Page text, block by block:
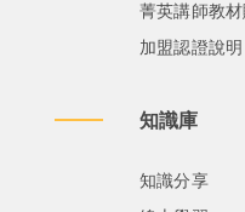
菁英講師教材
加盟認證說明
知識庫
知識分享